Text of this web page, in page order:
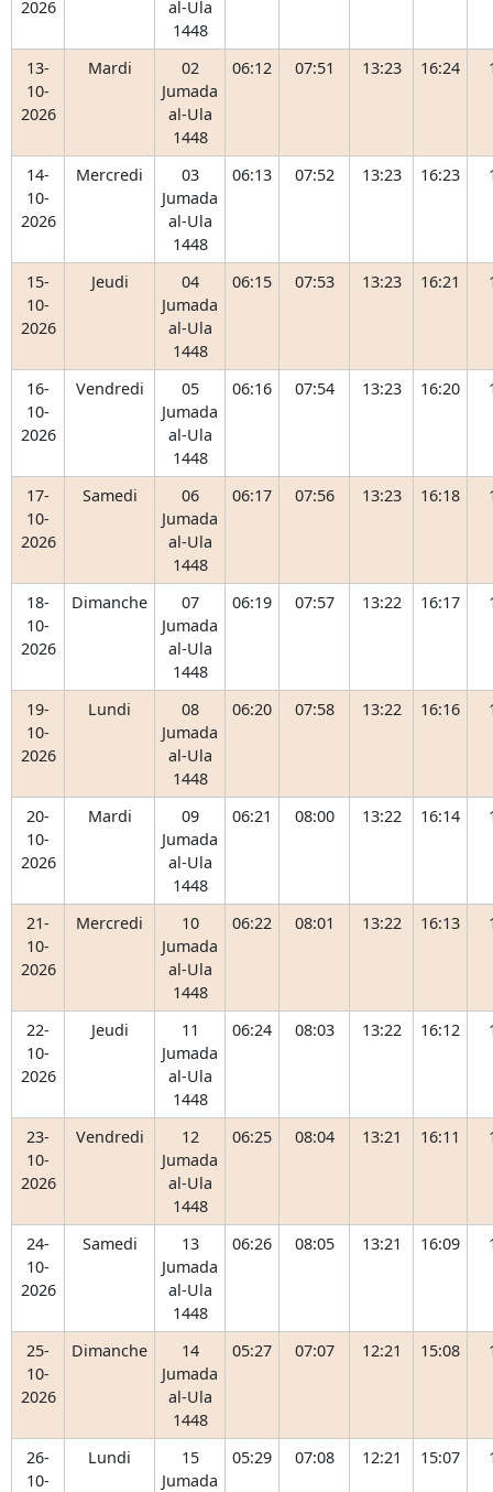
2026
al-Ula
1448
13-
10-
2026
Mardi
02
Jumada
al-Ula
1448
06:12 07:51 13:23 16:24
14-
10-
2026
Mercredi
03
Jumada
al-Ula
1448
06:13 07:52 13:23 16:23
15-
10-
2026
Jeudi
04
Jumada
al-Ula
1448
06:15 07:53 13:23 16:21
16-
10-
2026
Vendredi
05
Jumada
al-Ula
1448
06:16 07:54 13:23 16:20
17-
10-
2026
Samedi
06
Jumada
al-Ula
1448
06:17 07:56 13:23 16:18
18-
10-
2026
Dimanche
07
Jumada
al-Ula
1448
06:19 07:57 13:22 16:17
19-
10-
2026
Lundi
08
Jumada
al-Ula
1448
06:20 07:58 13:22 16:16
20-
10-
2026
Mardi
09
Jumada
al-Ula
1448
06:21 08:00 13:22 16:14
21-
10-
2026
Mercredi
10
Jumada
al-Ula
1448
06:22 08:01 13:22 16:13
22-
10-
2026
Jeudi
11
Jumada
al-Ula
1448
06:24 08:03 13:22 16:12
23-
10-
2026
Vendredi
12
Jumada
al-Ula
1448
06:25 08:04 13:21 16:11
24-
10-
2026
Samedi
13
Jumada
al-Ula
1448
06:26 08:05 13:21 16:09
25-
10-
2026
Dimanche
14
Jumada
al-Ula
1448
05:27 07:07 12:21 15:08
26-
10-
Lundi
15
Jumada
05:29 07:08 12:21 15:07